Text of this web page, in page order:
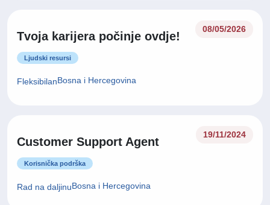
Tvoja karijera počinje ovdje!
08/05/2026
Ljudski resursi
FleksibilanBosna i Hercegovina
Customer Support Agent
19/11/2024
Korisnička podrška
Rad na daljinuBosna i Hercegovina